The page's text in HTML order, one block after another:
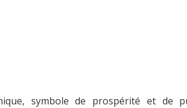
symbole de prospérité et de